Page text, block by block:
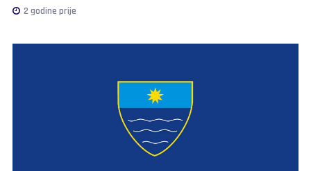
2 godine prije